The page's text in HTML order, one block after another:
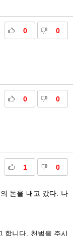
0 0
0 0
1 0
돈을 내고 갔다. 나
합니다. 천벌을 주시